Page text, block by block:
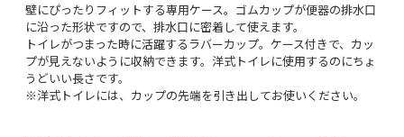
壁にぴったりフィットする専用ケース。ゴムカップが便器の排水口
に沿った形状ですので、排水口に密着して使えます。
トイレがつまった時に活躍するラバーカップ。ケース付きで、カッ
プが見えないように収納できます。洋式トイレに使用するのにちょ
うどいい長さです。
※洋式トイレには、カップの先端を引き出してお使いください。